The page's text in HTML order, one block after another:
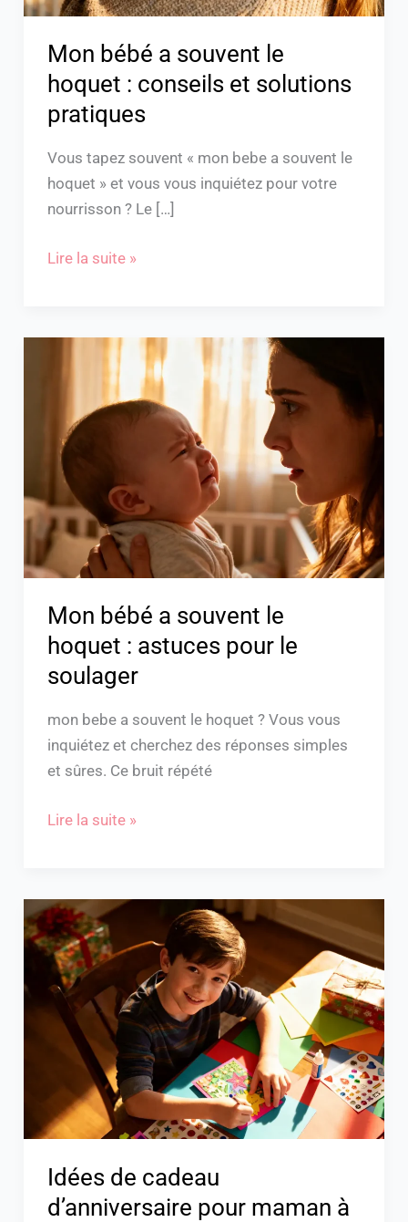
Mon bébé a souvent le
hoquet : conseils et solutions
pratiques
Vous tapez souvent « mon bebe a souvent le
hoquet » et vous vous inquiétez pour votre
nourrisson ? Le […]
solutions
pratiques
Lire la suite »
Mon bébé a souvent le
hoquet : astuces pour le
soulager
mon bebe a souvent le hoquet ? Vous vous
inquiétez et cherchez des réponses simples
et sûres. Ce bruit répété
souvent
hoquet
:
astuces
pour
le
soulager
Lire la suite »
Idées de cadeau
d’anniversaire pour maman à
Idées
de
cadeau
d’anniversaire
pour
maman
fabriquer
facile